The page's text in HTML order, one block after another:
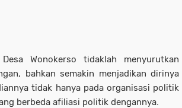
Wonokerso tidaklah menyurutkan
bahkan semakin menjadikan dirinya
tidak hanya pada organisasi politik
berbeda afiliasi politik dengannya.